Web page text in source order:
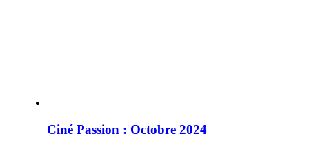
Ciné Passion : Octobre 2024